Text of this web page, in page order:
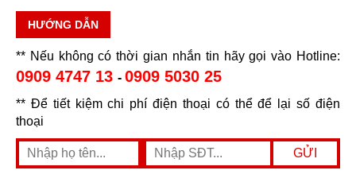
HƯỚNG DẪN
** Nếu không có thời gian nhắn tin hãy gọi vào Hotline:
0909 4747 13 - 0909 5030 25
** Để tiết kiệm chi phí điện thoại có thể để lại số điện
thoại